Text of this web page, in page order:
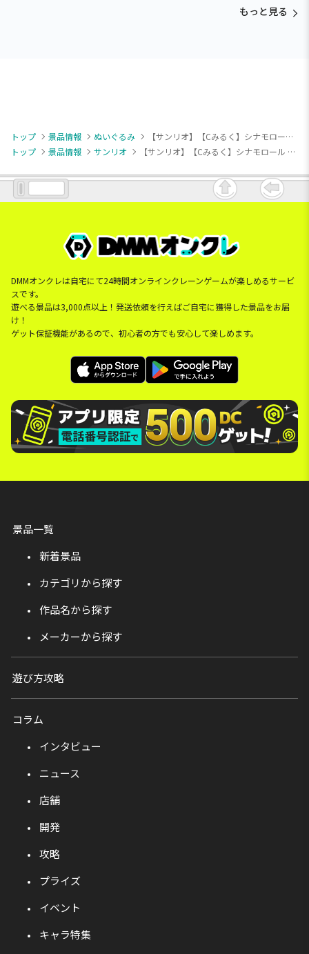
もっと見る
トップ 景品情報 ぬいぐるみ
【サンリオ】【Cみるく】シナモロール ならべてどーみぃふれんず おおきい！ぬいぐるみ～シナモンフレンズ～
トップ
景品情報 サンリオ 【サンリオ】【Cみるく】シナモロール ならべてどーみぃふれんず おおきい！ぬいぐるみ～シナモンフレンズ～
DMMオンクレは自宅にて24時間オンラインクレーンゲームが楽しめるサービ
スです。
遊べる景品は3,000点以上！発送依頼を行えばご自宅に獲得した景品をお届
け！
ゲット保証機能があるので、初心者の方でも安心して楽しめます。
景品一覧
新着景品
カテゴリから探す
作品名から探す
メーカーから探す
遊び方攻略
コラム
インタビュー
ニュース
店舗
開発
攻略
プライズ
イベント
キャラ特集